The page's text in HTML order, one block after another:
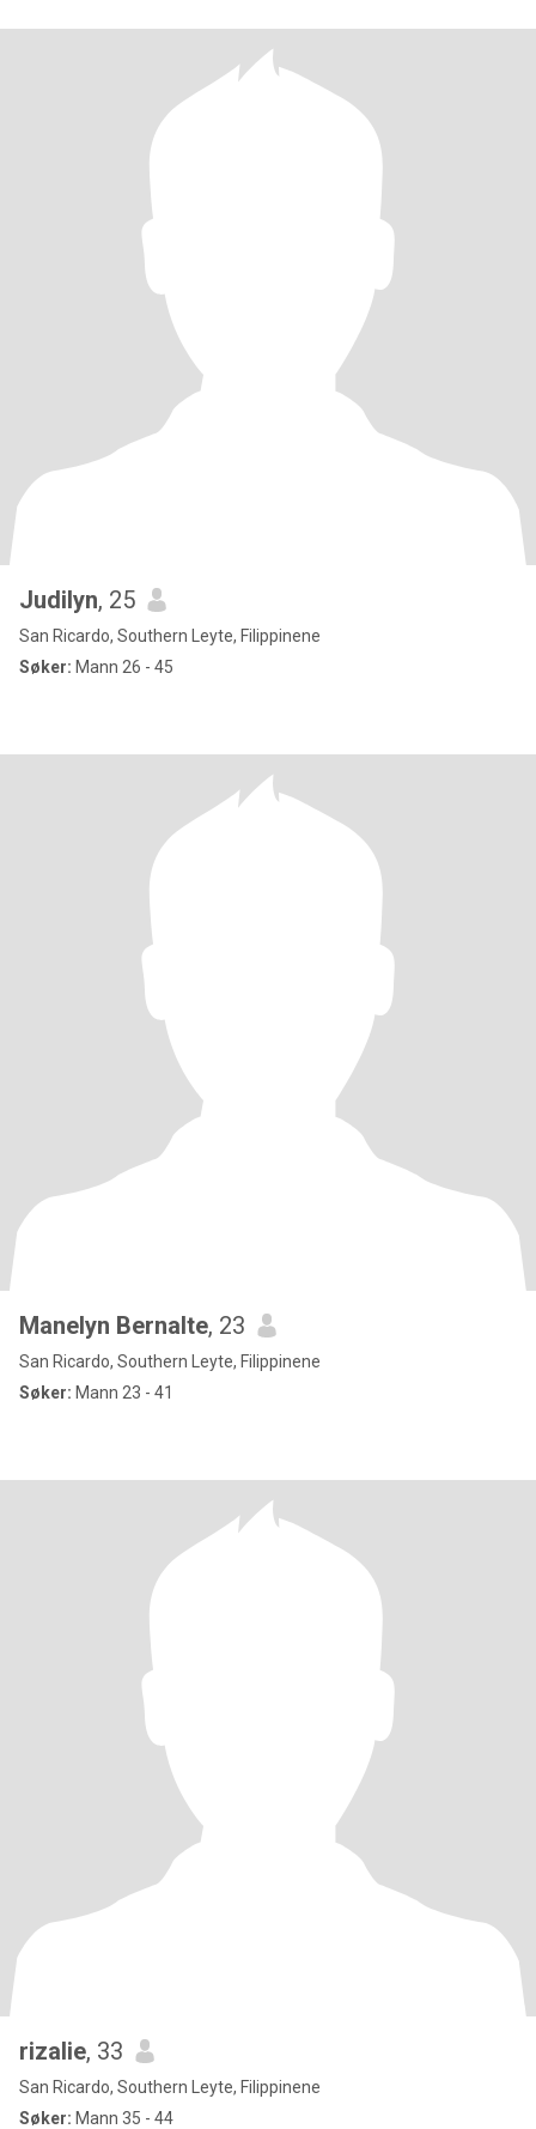
Judilyn, 25
San Ricardo, Southern Leyte, Filippinene
Søker: Mann 26 - 45
Manelyn Bernalte, 23
San Ricardo, Southern Leyte, Filippinene
Søker: Mann 23 - 41
rizalie, 33
San Ricardo, Southern Leyte, Filippinene
Søker: Mann 35 - 44